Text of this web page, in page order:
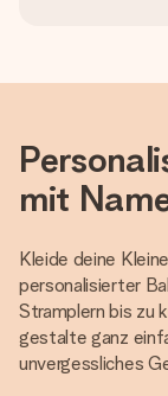
mit
Kleide deine
personalisierter
Stramplern bis zu
gestalte ganz
unvergessliches